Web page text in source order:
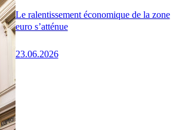
Le ralentissement économique de la zone
euro s’atténue
23.06.2026